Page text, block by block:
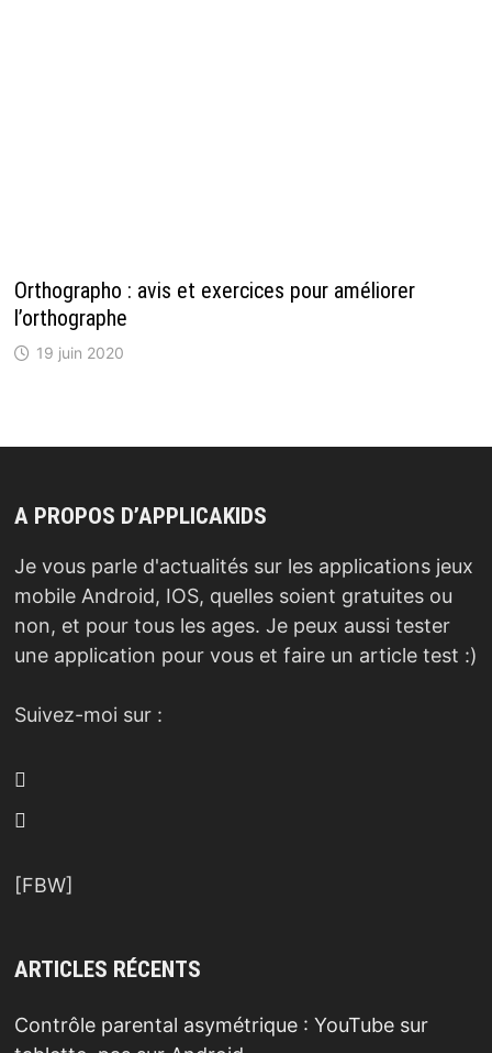
Orthographo : avis et exercices pour améliorer
l’orthographe
19 juin 2020
A PROPOS D’APPLICAKIDS
Je vous parle d'actualités sur les applications jeux
mobile Android, IOS, quelles soient gratuites ou
non, et pour tous les ages. Je peux aussi tester
une application pour vous et faire un article test :)
Suivez-moi sur :
[FBW]
ARTICLES RÉCENTS
Contrôle parental asymétrique : YouTube sur